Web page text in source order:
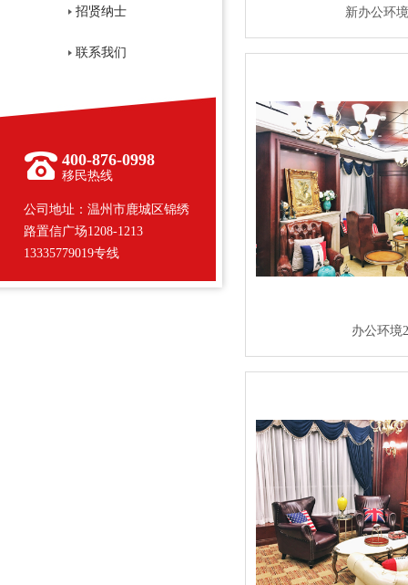
招贤纳士
联系我们
400-876-0998
移民热线
公司地址：温州市鹿城区锦绣
路置信广场1208-1213
13335779019专线
新办公环
办公环境